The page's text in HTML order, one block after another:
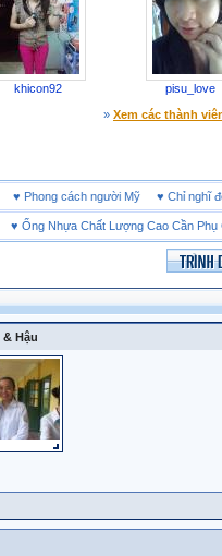
khicon92
pisu_love
» Xem các thành
♥Phong cách người Mỹ♥Chỉ
Ống Nhựa Chất Lượng Cao Cần Phụ Gia
Hậu